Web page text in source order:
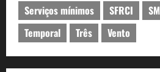
Serviços mínimos
SFRCI
Temporal
Três Vento